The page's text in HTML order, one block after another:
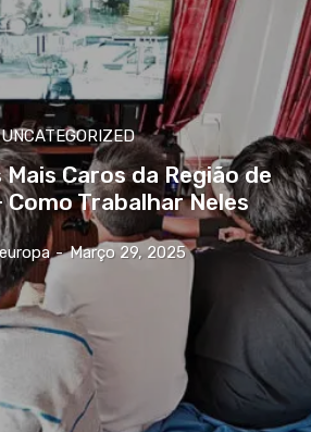
UNCATEGORIZED
Caros da Região de
Como Trabalhar Neles
- Março 29, 2025